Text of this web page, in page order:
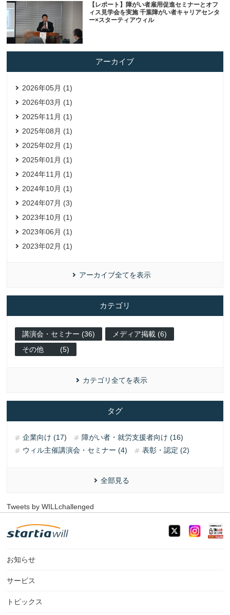
【レポート】障がい者雇用促進セミナーとオフ
ィス見学会を実施 千葉障がい者キャリアセンタ
ー×スターティアウィル
アーカイブ
2026年05月 (1)
2026年03月 (1)
2025年11月 (1)
2025年08月 (1)
2025年02月 (1)
2025年01月 (1)
2024年11月 (1)
2024年10月 (1)
2024年07月 (3)
2023年10月 (1)
2023年06月 (1)
2023年02月 (1)
アーカイブ全てを表示
カテゴリ
講演会・セミナー (36)
メディア掲載 (6)
その他 (5)
カテゴリ全てを表示
タグ
企業向け (17)
障がい者・就労支援者向け (16)
ウィル主催講演会・セミナー (4)
表彰・認定 (2)
全部見る
Tweets by WILLchallenged
お知らせ
サービス
トピックス